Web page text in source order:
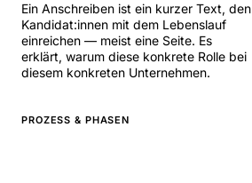
Ein Anschreiben ist ein kurzer Text, den
Kandidat:innen mit dem Lebenslauf
einreichen — meist eine Seite. Es
erklärt, warum diese konkrete Rolle bei
diesem konkreten Unternehmen.
PROZESS & PHASEN